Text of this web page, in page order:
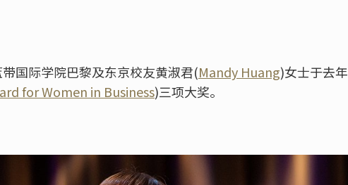
国际学院巴黎及东京校友黄淑君(Mandy Huang)女士于去
for Women in Business)三项大奖。